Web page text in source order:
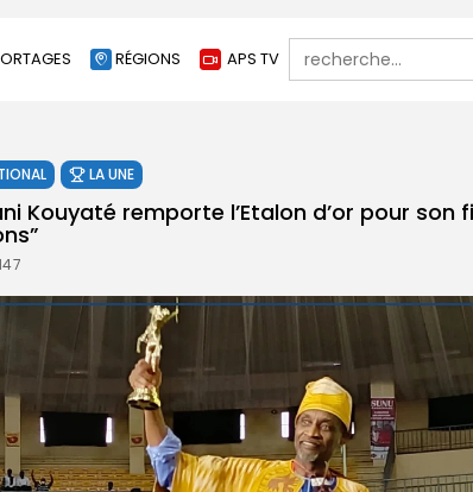
RÉGIONS APS TV
Search
for:
LA UNE
Kouyaté remporte l’Etalon d’or pour son